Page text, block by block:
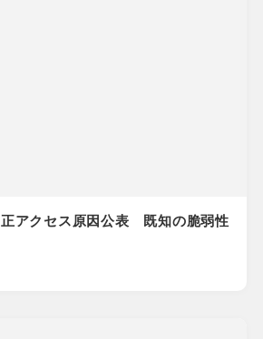
正アクセス原因公表 既知の脆弱性